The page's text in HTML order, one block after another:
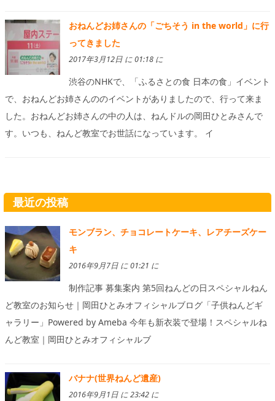
おねんどお姉さんの「ごちそう in the world」に行
ってきました
2017年3月12日 に 01:18 に
渋谷のNHKで、「ふるさとの食 日本の食」イベント
で、おねんどお姉さんののイベントがありましたので、行って来ま
した。おねんどお姉さんの中の人は、ねんドルの岡田ひとみさんで
す。いつも、ねんど教室でお世話になっています。 イ
最近の投稿
モンブラン、チョコレートケーキ、レアチーズケー
キ
2016年9月7日 に 01:21 に
制作記事 募集案内 第5回ねんどの日スペシャルねん
ど教室のお知らせ｜岡田ひとみオフィシャルブログ「子供ねんどギ
ャラリー」Powered by Ameba 今年も新衣装で登場！スペシャルね
んど教室｜岡田ひとみオフィシャルブ
バナナ(世界ねんど遺産)
2016年9月1日 に 23:42 に